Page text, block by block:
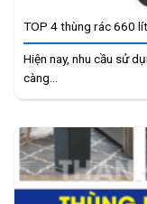
TOP 4 thùng rác 660
Hiện nay, nhu cầu sử
càng...